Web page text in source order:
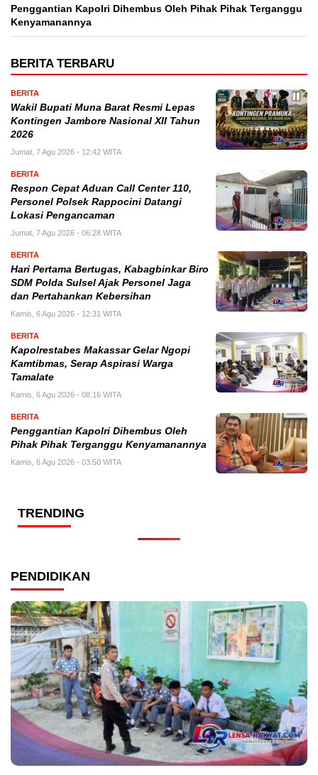
Penggantian Kapolri Dihembus Oleh Pihak Pihak Terganggu
Kenyamanannya
BERITA TERBARU
BERITA
Wakil Bupati Muna Barat Resmi Lepas
Kontingen Jambore Nasional XII Tahun
2026
Jumat, 7 Agu 2026 - 12:42 WITA
BERITA
Respon Cepat Aduan Call Center 110,
Personel Polsek Rappocini Datangi
Lokasi Pengancaman
Jumat, 7 Agu 2026 - 06:28 WITA
BERITA
Hari Pertama Bertugas, Kabagbinkar Biro
SDM Polda Sulsel Ajak Personel Jaga
dan Pertahankan Kebersihan
Kamis, 6 Agu 2026 - 12:31 WITA
BERITA
Kapolrestabes Makassar Gelar Ngopi
Kamtibmas, Serap Aspirasi Warga
Tamalate
Kamis, 6 Agu 2026 - 08:16 WITA
BERITA
Penggantian Kapolri Dihembus Oleh
Pihak Pihak Terganggu Kenyamanannya
Kamis, 6 Agu 2026 - 03:50 WITA
TRENDING
PENDIDIKAN